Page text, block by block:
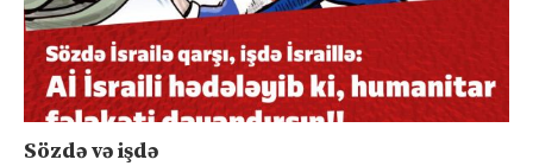
Sözdə və işdə